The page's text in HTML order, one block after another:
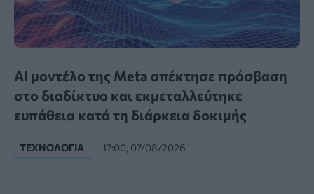
AI μοντέλο της Meta απέκτησε πρόσβαση
στο διαδίκτυο και εκμεταλλεύτηκε
ευπάθεια κατά τη διάρκεια δοκιμής
ΤΕΧΝΟΛΟΓΊΑ 17:00, 07/08/2026